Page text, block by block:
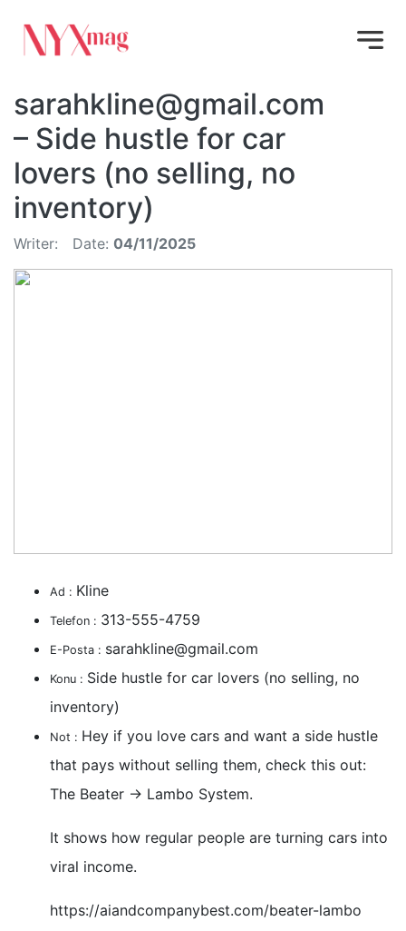
sarahkline@gmail.com
– Side hustle for car
lovers (no selling, no
inventory)
Writer: Date: 04/11/2025
Ad : Kline
Telefon : 313-555-4759
E-Posta : sarahkline@gmail.com
Konu : Side hustle for car lovers (no selling, no
inventory)
Not : Hey if you love cars and want a side hustle
that pays without selling them, check this out:
The Beater → Lambo System.
It shows how regular people are turning cars into
viral income.
https://aiandcompanybest.com/beater-lambo